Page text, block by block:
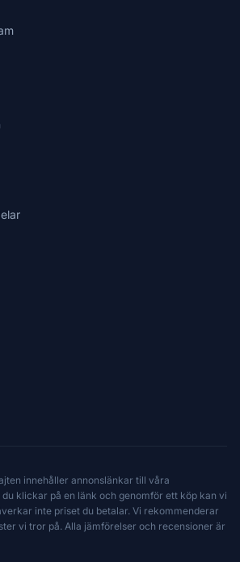
innehåller annonslänkar till våra
klickar på en länk och genomför ett köp kan vi
inte priset du betalar. Vi rekommenderar
vi tror på. Alla jämförelser och recensioner är